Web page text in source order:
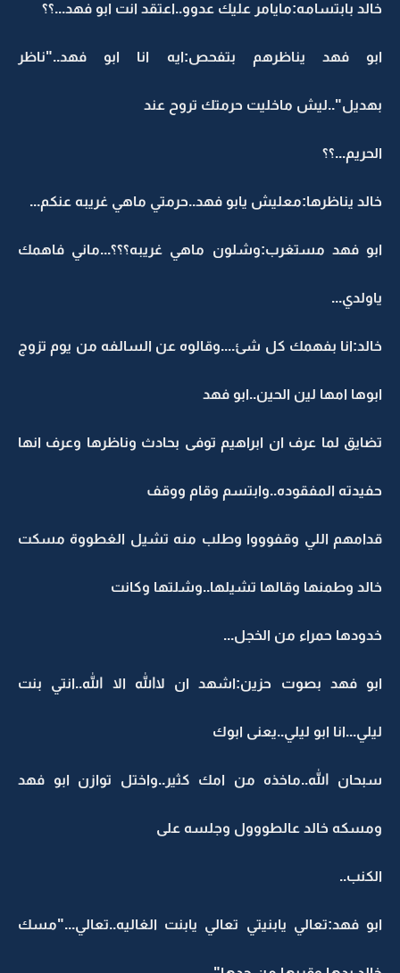
خالد بابتسامه:مايامر عليك عدوو..اعتقد انت ابو فهد...؟؟
ابو فهد يناظرهم بتفحص:ايه انا ابو فهد.."ناظر
بهديل"..ليش ماخليت حرمتك تروح عند
الحريم...؟؟
خالد يناظرها:معليش يابو فهد..حرمتي ماهي غريبه عنكم...
ابو فهد مستغرب:وشلون ماهي غريبه؟؟؟...ماني فاهمك
ياولدي...
خالد:انا بفهمك كل شئ....وقالوه عن السالفه من يوم تزوج
ابوها امها لين الحين..ابو فهد
تضايق لما عرف ان ابراهيم توفى بحادث وناظرها وعرف انها
حفيدته المفقوده..وابتسم وقام ووقف
قدامهم اللي وقفوووا وطلب منه تشيل الغطووة مسكت
خالد وطمنها وقالها تشيلها..وشلتها وكانت
خدودها حمراء من الخجل...
ابو فهد بصوت حزين:اشهد ان لاالله الا الله..انتي بنت
ليلي...انا ابو ليلي..يعنى ابوك
سبحان الله..ماخذه من امك كثير..واختل توازن ابو فهد
ومسكه خالد عالطووول وجلسه على
الكنب..
ابو فهد:تعالي يابنيتي تعالي يابنت الغاليه..تعالي..."مسك